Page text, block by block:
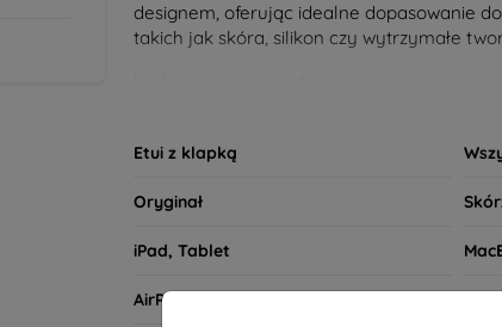
designem, oferując idealne dopasowanie
takich jak skóra, silikon czy wytrzymałe
tego, czy preferujesz minimalistyczny
oczekiwania. Przeglądaj naszą ofertę i
Etui z klapką
Oryginał
iPad, Tablet
AirPods